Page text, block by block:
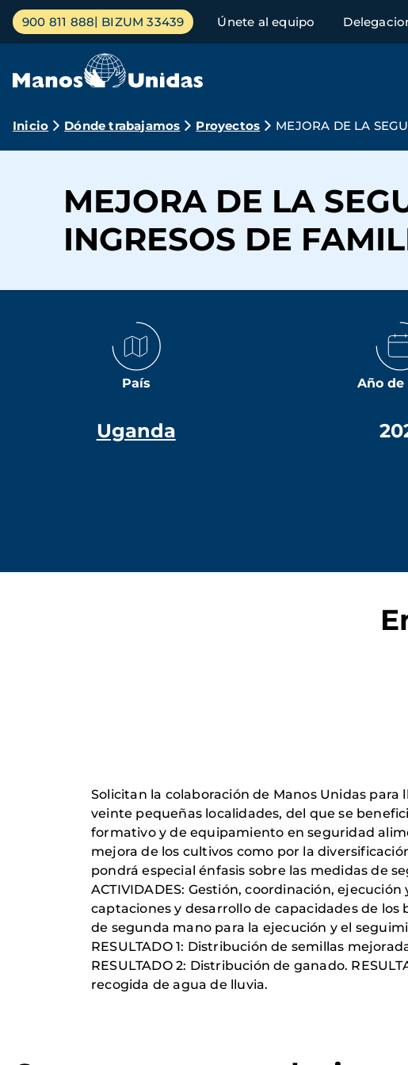
Pasar
contenido
Menú
principal
900 811 888 BIZUM 33439 Únete al equipo
Ruta
navegación
Inicio Dónde trabajamos Proyectos MEJORA DE LA
MEJORA DE LA
INGRESOS DE
País
Uganda
Año
Solicitan la colaboración de Manos Unidas
veinte pequeñas localidades, del que se
formativo y de equipamiento en seguridad
mejora de los cultivos como por la
pondrá especial énfasis sobre las medidas de
ACTIVIDADES: Gestión, coordinación,
captaciones y desarrollo de capacidades de
de segunda mano para la ejecución y el
RESULTADO 1: Distribución de semillas
RESULTADO 2: Distribución de ganado.
recogida de agua de lluvia.